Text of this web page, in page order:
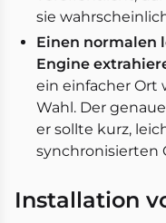
sie
Einen normalen
Engine
ein einfacher Ort
Wahl. Der
er sollte kurz,
synchronisierten
Installation